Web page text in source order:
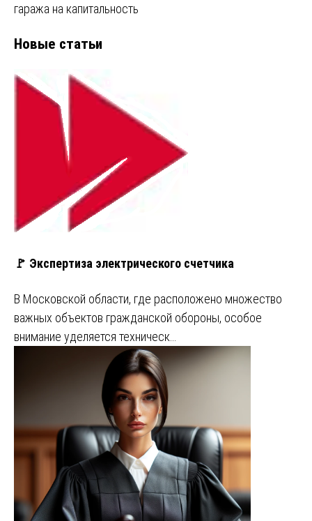
гаража на капитальность
Новые статьи
🚩 Экспертиза электрического счетчика
В Московской области, где расположено множество
важных объектов гражданской обороны, особое
внимание уделяется техническ…